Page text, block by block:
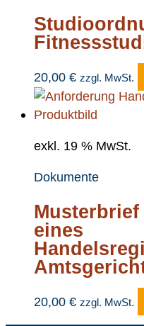
20,00 € zzgl. MwSt.
exkl. 19 % MwSt.
Dokumente
eines
20,00 € zzgl. MwSt.